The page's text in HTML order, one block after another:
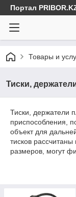
Портал
Товары и
Тиски,
Тиски, держатели
приспособления,
объект для
тисков
размеров, могут
например, когда